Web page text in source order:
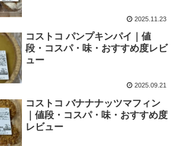
2025.11.23
コストコ パンプキンパイ｜値
段・コスパ・味・おすすめ度レビ
ュー
2025.09.21
コストコ バナナナッツマフィン
｜値段・コスパ・味・おすすめ度
レビュー